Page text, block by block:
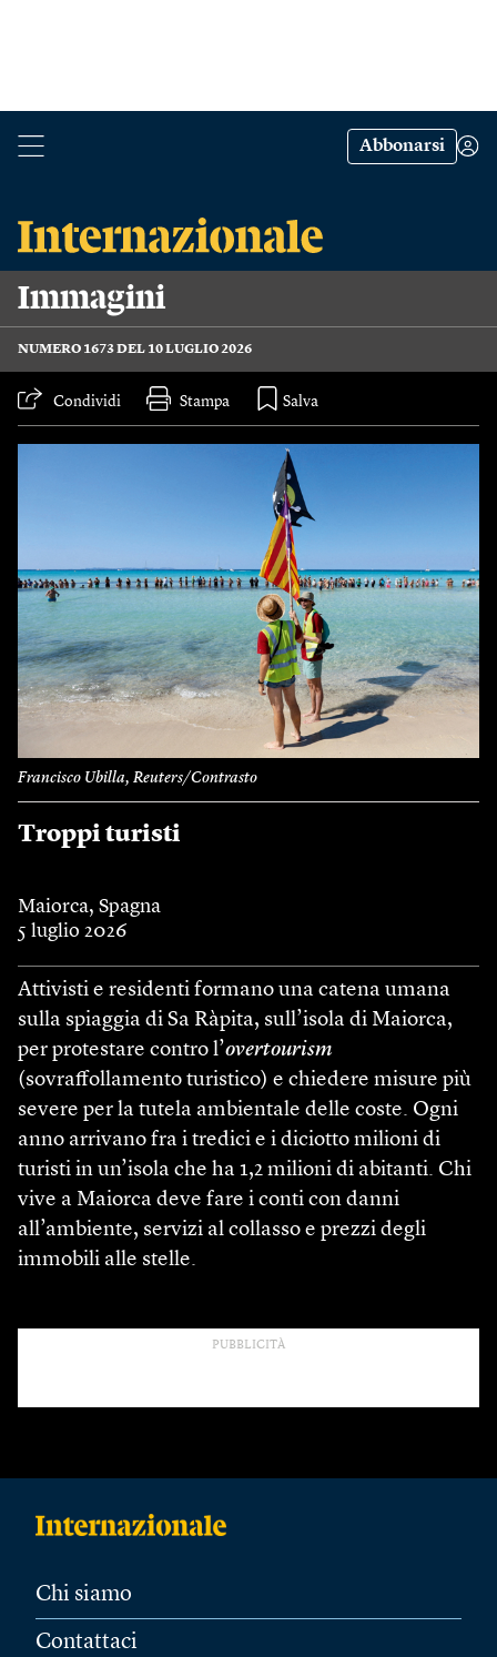
Abbonarsi
Immagini
NUMERO 1673 DEL 10 LUGLIO 2026
Condividi Stampa
Francisco Ubilla, Reuters/Contrasto
Troppi turisti
Maiorca, Spagna
5 luglio 2026
Attivisti e residenti formano una catena umana
sulla spiaggia di Sa Ràpita, sull’isola di Maiorca,
per protestare contro l’overtourism
(sovraffollamento turistico) e chiedere misure più
severe per la tutela ambientale delle coste. Ogni
anno arrivano fra i tredici e i diciotto milioni di
turisti in un’isola che ha 1,2 milioni di abitanti. Chi
vive a Maiorca deve fare i conti con danni
all’ambiente, servizi al collasso e prezzi degli
immobili alle stelle.
PUBBLICITÀ
Chi siamo
Contattaci